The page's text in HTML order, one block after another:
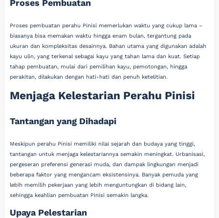
Proses Pembuatan
Proses pembuatan perahu Pinisi memerlukan waktu yang cukup lama –
biasanya bisa memakan waktu hingga enam bulan, tergantung pada
ukuran dan kompleksitas desainnya. Bahan utama yang digunakan adalah
kayu ulin, yang terkenal sebagai kayu yang tahan lama dan kuat. Setiap
tahap pembuatan, mulai dari pemilihan kayu, pemotongan, hingga
perakitan, dilakukan dengan hati-hati dan penuh ketelitian.
Menjaga Kelestarian Perahu Pinisi
Tantangan yang Dihadapi
Meskipun perahu Pinisi memiliki nilai sejarah dan budaya yang tinggi,
tantangan untuk menjaga kelestariannya semakin meningkat. Urbanisasi,
pergeseran preferensi generasi muda, dan dampak lingkungan menjadi
beberapa faktor yang mengancam eksistensinya. Banyak pemuda yang
lebih memilih pekerjaan yang lebih menguntungkan di bidang lain,
sehingga keahlian pembuatan Pinisi semakin langka.
Upaya Pelestarian